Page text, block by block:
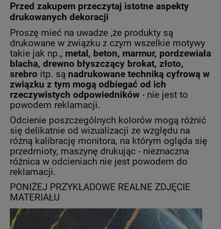
Przed zakupem przeczytaj istotne aspekty
drukowanych dekoracji
Proszę mieć na uwadze ,że produkty są
drukowane w związku z czym wszelkie motywy
takie jak np., metal, beton, marmur, pordzewiała
blacha, drewno błyszczący brokat, złoto,
srebro itp. są nadrukowane techniką cyfrową w
związku z tym mogą odbiegać od ich
rzeczywistych odpowiedników - nie jest to
powodem reklamacji.
Odcienie poszczególnych kolorów mogą różnić
się delikatnie od wizualizacji ze względu na
różną kalibrację monitora, na którym ogląda się
przedmioty, maszynę drukując - nieznaczna
różnica w odcieniach nie jest powodem do
reklamacji.
PONIŻEJ PRZYKŁADOWE REALNE ZDJĘCIE
MATERIAŁU